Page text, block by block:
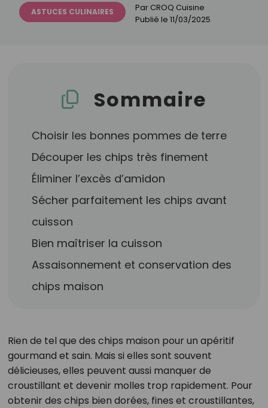
ASTUCES CULINAIRES Par CROQ Cuisine
Publié le 11/03/2025
Sommaire
Choisir les bonnes pommes de terre
Découper les chips très finement
Éliminer l’excès d’amidon
Sécher parfaitement les chips avant
cuisson
Bien maîtriser la cuisson
Assaisonnement et conservation des
chips maison
Rien de tel que des chips maison pour un apéritif
gourmand et sain. Mais si elles sont souvent
délicieuses, elles peuvent aussi manquer de
croustillant et devenir molles trop rapidement. Pour
obtenir des chips bien dorées, fines et croustillantes,